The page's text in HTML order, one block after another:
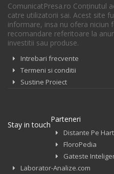
ComunicatPresa.ro Conţinutul
catre utilizatorii sai. Acest site
informare, insa nu ofera niciun
recomandare referitoare la
investitii sau produse.
Intrebari frecvente
Termeni si conditii
Sustine Proiect
Stay in touch
Parteneri
Distante Pe
FloroPedia
Gateste
Laborator-Analize.com